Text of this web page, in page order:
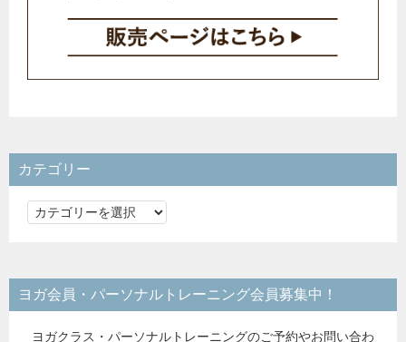
カテゴリー
カ
リ
ー
ヨガ会員・パーソナルトレーニング会員募集中！
ヨガクラス・パーソナルトレーニングのご予約やお問い合わ